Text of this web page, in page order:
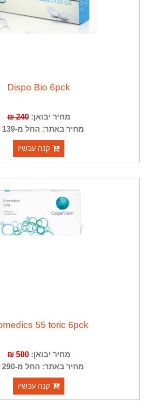
Dispo Bio 6pck
מחיר יבואן:240 ₪
מחיר באתר: החל מ-139 ₪
קנה עכשיו
55 toric 6pck
מחיר יבואן:500 ₪
מחיר באתר: החל מ-290 ₪
קנה עכשיו